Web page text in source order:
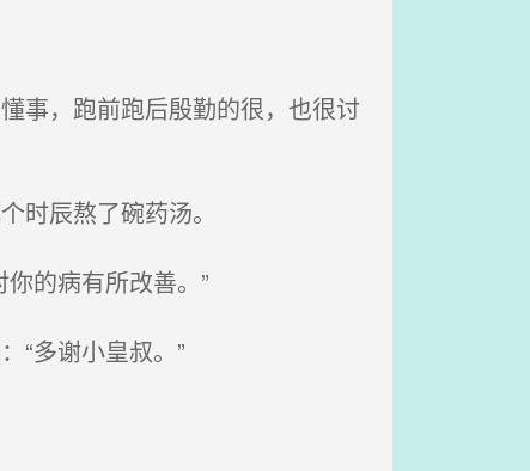
事，跑前跑后殷勤的很，也很讨
辰熬了碗药汤。
的病有所改善。”
“多谢小皇叔。”